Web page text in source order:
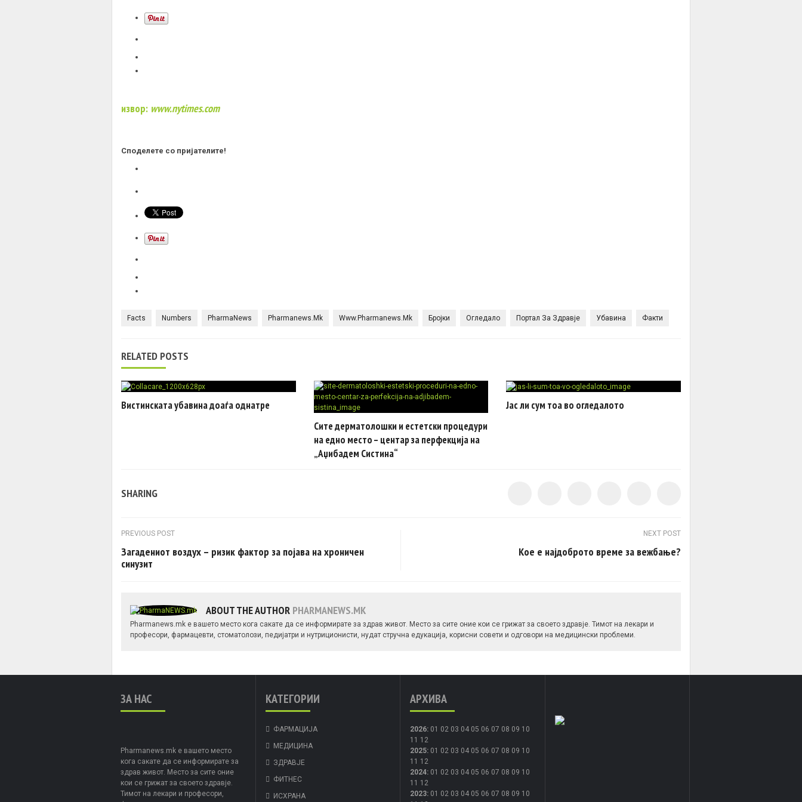
извор: www.nytimes.com
Споделете со пријателите!
Facts Numbers PharmaNews Pharmanews.mk Www.pharmanews.mk Бројки Огледало Портал За Здравје Убавина Факти
RELATED POSTS
Вистинската убавина доаѓа однатре
Сите дерматолошки и естетски процедури
на едно место – центар за перфекција на
„Аџибадем Систина“
Јас ли сум тоа во огледалото
SHARING
Post navigation
PREVIOUS POST
Загадениот воздух – ризик фактор за појава на хроничен
синузит
NEXT POST
Кое е најдоброто време за вежбање?
ABOUT THE AUTHOR PHARMANEWS.MK
Pharmanews.mk е вашето место кога сакате да се информирате за здрав живот. Место за сите оние кои се грижат за своето здравје. Тимот на лекари и
професори, фармацевти, стоматолози, педијатри и нутриционисти, нудат стручна едукација, корисни совети и одговори на медицински проблеми.
ЗА НАС
Pharmanews.mk е вашето место
кога сакате да се информирате за
здрав живот. Место за сите оние
кои се грижат за своето здравје.
Тимот на лекари и професори,
КАТЕГОРИИ
ФАРМАЦИЈА
МЕДИЦИНА
ЗДРАВЈЕ
ФИТНЕС
ИСХРАНА
АРХИВА
2026: 01 02 03 04 05 06 07 08 09 10
11 12
2025: 01 02 03 04 05 06 07 08 09 10
11 12
2024: 01 02 03 04 05 06 07 08 09 10
11 12
2023: 01 02 03 04 05 06 07 08 09 10